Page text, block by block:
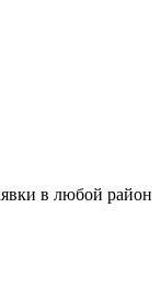
в любой район